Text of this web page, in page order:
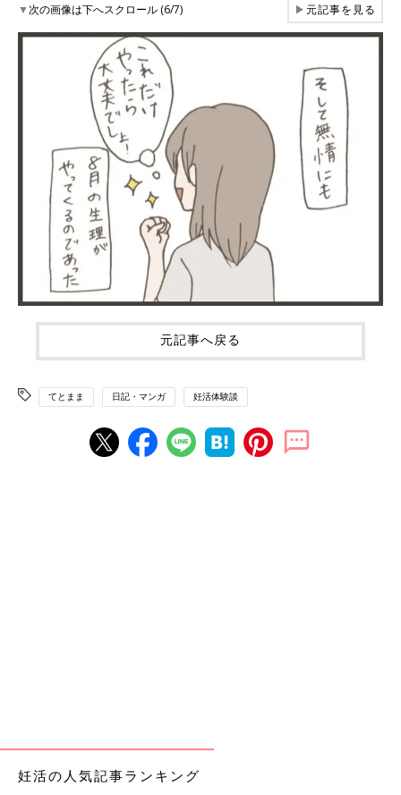
▼次の画像は下へスクロール (6/7) ▶元記事を見る
元記事へ戻る
てとまま 日記・マンガ 妊活体験談
妊活の人気記事ランキング